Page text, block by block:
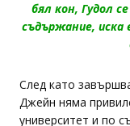
бял кон, Гудол
съдържание, иска
След като
Джейн няма
университет и по